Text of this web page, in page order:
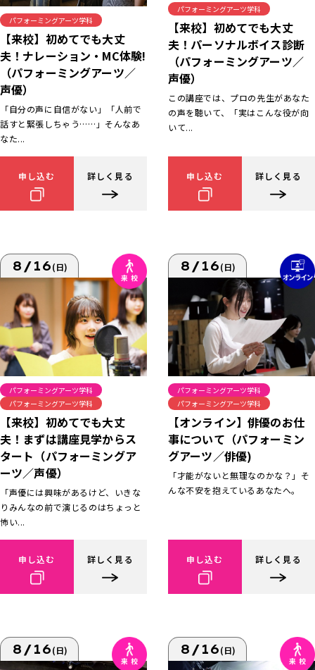
パフォーミングアーツ学科
【来校】初めてでも大丈
夫！ナレーション・MC体験!
（パフォーミングアーツ／
声優）
「自分の声に自信がない」「人前で
話すと緊張しちゃう……」そんなあ
なた...
申し込む 詳しく見る
パフォーミングアーツ学科
【来校】初めてでも大丈
夫！パーソナルボイス診断
（パフォーミングアーツ／
声優）
この講座では、プロの先生があなた
の声を聴いて、「実はこんな役が向
いて...
申し込む 詳しく見る
8/16(日)
パフォーミングアーツ学科
パフォーミングアーツ学科
【来校】初めてでも大丈
夫！まずは講座見学からス
タート（パフォーミングア
ーツ／声優）
「声優には興味があるけど、いきな
りみんなの前で演じるのはちょっと
怖い...
申し込む 詳しく見る
8/16(日)
パフォーミングアーツ学科
パフォーミングアーツ学科
【オンライン】俳優のお仕
事について（パフォーミン
グアーツ／俳優)
「才能がないと無理なのかな？」そ
んな不安を抱えているあなたへ。
申し込む 詳しく見る
8/16(日) 8/16(日)